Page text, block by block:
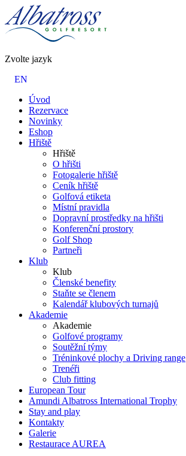
Zvolte jazyk
EN
Úvod
Rezervace
Novinky
Eshop
Hřiště
Hřiště
O hřišti
Fotogalerie hřiště
Ceník hřiště
Golfová etiketa
Místní pravidla
Dopravní prostředky na hřišti
Konferenční prostory
Golf Shop
Partneři
Klub
Klub
Členské benefity
Staňte se členem
Kalendář klubových turnajů
Akademie
Akademie
Golfové programy
Soutěžní týmy
Tréninkové plochy a Driving range
Trenéři
Club fitting
European Tour
Amundi Albatross International Trophy
Stay and play
Kontakty
Galerie
Restaurace AUREA